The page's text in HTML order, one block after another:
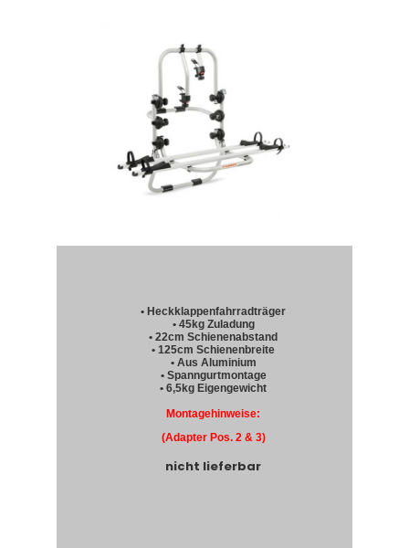
• Heckklappenfahrradträger
• 45kg Zuladung
• 22cm Schienenabstand
• 125cm Schienenbreite
• Aus Aluminium
• Spanngurtmontage
• 6,5kg Eigengewicht
Montagehinweise:
(Adapter Pos. 2 & 3)
nicht lieferbar